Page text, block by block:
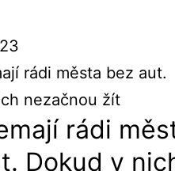
rádi
Dokud v